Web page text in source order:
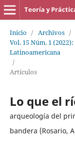
Inicio / Archivos /
Vol. 15 Núm. 1
Latinoamericana
/
Artículos
Lo que el
arqueología del
bandera (Rosario,